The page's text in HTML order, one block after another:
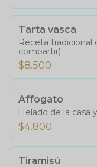
Tarta vasca
Receta tradicional
compartir).
$8.500
Affogato
Helado de la casa
$4.800
Tiramisú